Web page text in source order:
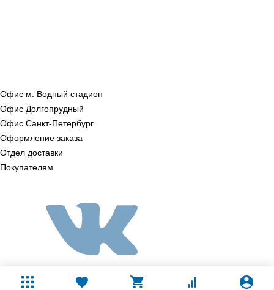
Офис м. Водный стадион
Офис Долгопрудный
Офис Санкт‑Петербург
Оформление заказа
Отдел доставки
Покупателям